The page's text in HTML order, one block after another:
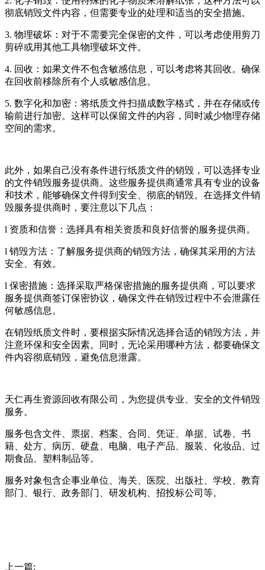
彻底销毁文件内容，但需要专业的处理和适当的安全措施。
3. 物理破坏：对于不需要完全保密的文件，可以考虑使用剪刀
剪碎或用其他工具物理破坏文件。
4. 回收：如果文件不包含敏感信息，可以考虑将其回收。确保
在回收前移除所有个人或敏感信息。
5. 数字化和加密：将纸质文件扫描成数字格式，并在存储或传
输前进行加密。这样可以保留文件的内容，同时减少物理存储
空间的需求。
此外，如果自己没有条件进行纸质文件的销毁，可以选择专业
的文件销毁服务提供商。这些服务提供商通常具有专业的设备
和技术，能够确保文件得到安全、彻底的销毁。在选择文件销
毁服务提供商时，要注意以下几点：
l 资质和信誉：选择具有相关资质和良好信誉的服务提供商。
l 销毁方法：了解服务提供商的销毁方法，确保其采用的方法
安全、有效。
l 保密措施：选择采取严格保密措施的服务提供商，可以要求
服务提供商签订保密协议，确保文件在销毁过程中不会泄露任
何敏感信息。
在销毁纸质文件时，要根据实际情况选择合适的销毁方法，并
注意环保和安全因素。同时，无论采用哪种方法，都要确保文
件内容彻底销毁，避免信息泄露。
天仁再生资源回收有限公司，为您提供专业、安全的文件销毁
服务。
服务包含文件、票据、档案、合同、凭证、单据、试卷、书
籍、处方、病历、硬盘、电脑、电子产品、服装、化妆品、过
期食品、塑料制品等。
服务对象包含企事业单位、海关、医院、出版社、学校、教育
部门、银行、政务部门、研发机构、招投标公司等。
上一篇: